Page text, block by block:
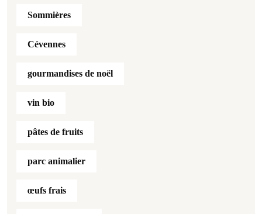
Sommières
Cévennes
gourmandises de noël
vin bio
pâtes de fruits
parc animalier
œufs frais